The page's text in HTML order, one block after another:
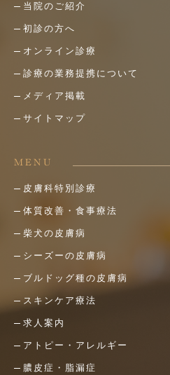
当院のご紹介
初診の方へ
オンライン診療
診療の業務提携について
メディア掲載
サイトマップ
MENU
皮膚科特別診療
体質改善・食事療法
柴犬の皮膚病
シーズーの皮膚病
ブルドッグ種の皮膚病
スキンケア療法
求人案内
アトピー・アレルギー
膿皮症・脂漏症